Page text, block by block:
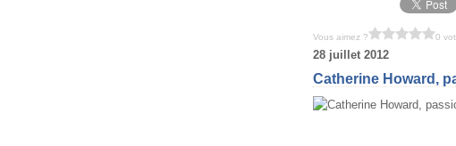
Vous aimez ? 0
28 juillet 2012
Catherine Howard,